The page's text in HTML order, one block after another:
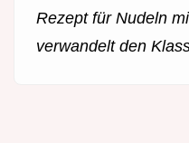
Rezept für Nudeln
verwandelt den